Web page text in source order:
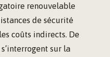
renouvelable
de sécurité
coûts indirects. De
sur la